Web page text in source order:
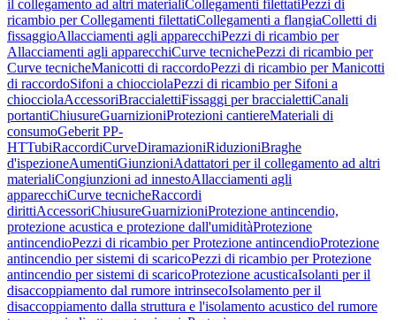
il collegamento ad altri materialiCollegamenti filettatiPezzi di
ricambio per Collegamenti filettatiCollegamenti a flangiaColletti di
fissaggioAllacciamenti agli apparecchiPezzi di ricambio per
Allacciamenti agli apparecchiCurve tecnichePezzi di ricambio per
Curve tecnicheManicotti di raccordoPezzi di ricambio per Manicotti
di raccordoSifoni a chiocciolaPezzi di ricambio per Sifoni a
chiocciolaAccessoriBraccialettiFissaggi per braccialettiCanali
portantiChiusureGuarnizioniProtezioni cantiereMateriali di
consumoGeberit PP-
HTTubiRaccordiCurveDiramazioniRiduzioniBraghe
d'ispezioneAumentiGiunzioniAdattatori per il collegamento ad altri
materialiCongiunzioni ad innestoAllacciamenti agli
apparecchiCurve tecnicheRaccordi
dirittiAccessoriChiusureGuarnizioniProtezione antincendio,
protezione acustica e protezione dall'umiditàProtezione
antincendioPezzi di ricambio per Protezione antincendioProtezione
antincendio per sistemi di scaricoPezzi di ricambio per Protezione
antincendio per sistemi di scaricoProtezione acusticaIsolanti per il
disaccoppiamento dal rumore intrinsecoIsolamento per il
disaccoppiamento dalla struttura e l'isolamento acustico del rumore